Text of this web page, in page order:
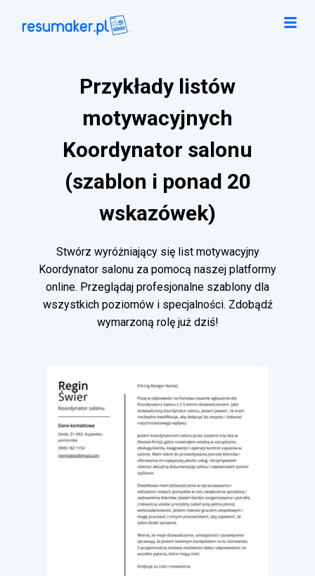
Przykłady listów
motywacyjnych
Koordynator salonu
(szablon i ponad 20
wskazówek)
Stwórz wyróżniający się list motywacyjny
Koordynator salonu za pomocą naszej platformy
online. Przeglądaj profesjonalne szablony dla
wszystkich poziomów i specjalności. Zdobądź
wymarzoną rolę już dziś!